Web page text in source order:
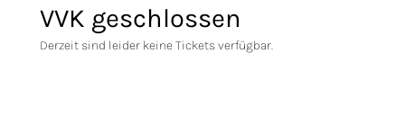
VVK geschlossen
Derzeit sind leider keine Tickets verfügbar.